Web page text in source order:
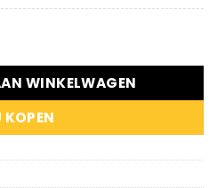
lange mouwen aantal
WINKELWAGEN
KOPEN